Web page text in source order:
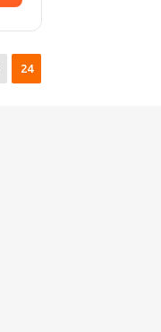
24